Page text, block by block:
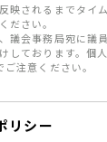
映されるまでタイ
ださい。
議会事務局宛に議
しております。個
注意ください。
リシー